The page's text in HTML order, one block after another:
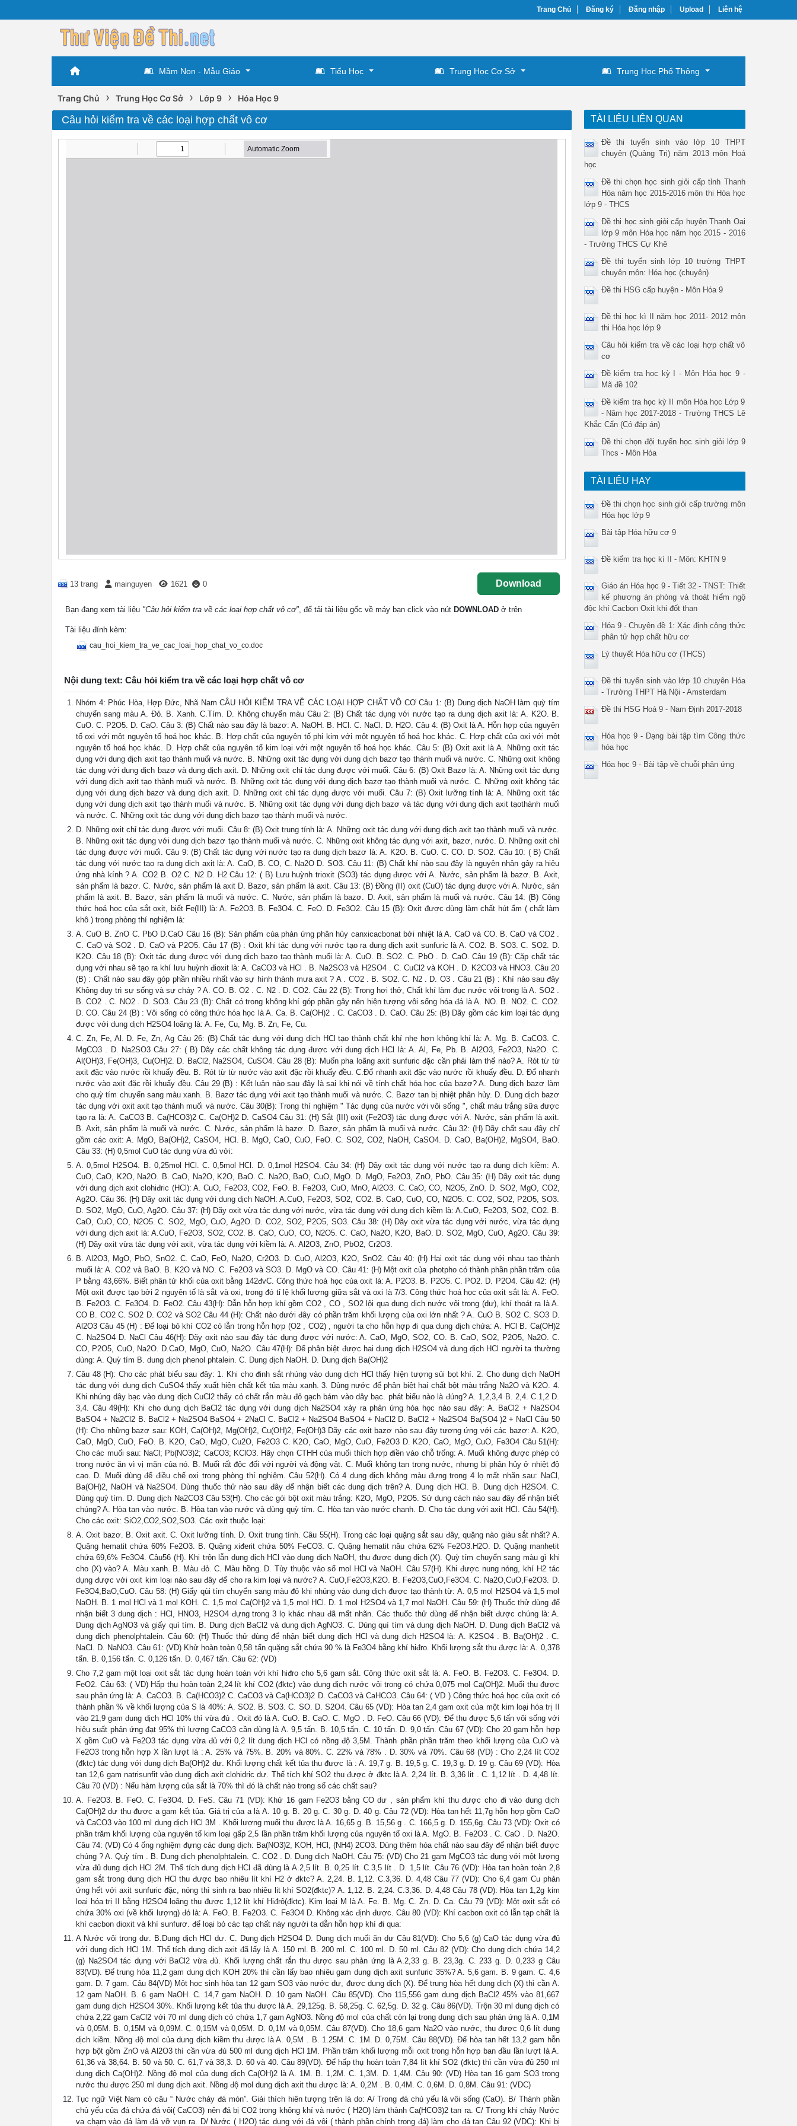
Trang Chủ Đăng ký Đăng nhập Upload Liên hệ
Mầm Non - Mẫu Giáo Tiểu Học Trung Học Cơ Sở Trung Học Phổ Thông
Trang Chủ › Trung Học Cơ Sở › Lớp 9 › Hóa Học 9
Câu hỏi kiểm tra về các loại hợp chất vô cơ
13 trang mainguyen 1621 0 Download
Bạn đang xem tài liệu "Câu hỏi kiểm tra về các loại hợp chất vô cơ", để tải tài liệu gốc về máy bạn click vào nút DOWNLOAD ở trên
Tài liệu đính kèm:
cau_hoi_kiem_tra_ve_cac_loai_hop_chat_vo_co.doc
Nội dung text: Câu hỏi kiểm tra về các loại hợp chất vô cơ
Nhóm 4: Phúc Hòa, Hợp Đức, Nhã Nam CÂU HỎI KIỂM TRA VỀ CÁC LOẠI HỢP CHẤT VÔ CƠ Câu 1: (B) Dung dịch NaOH làm quỳ tím
chuyển sang màu A. Đỏ. B. Xanh. C.Tím. D. Không chuyển màu Câu 2: (B) Chất tác dụng với nước tạo ra dung dịch axit là: A. K2O. B.
CuO. C. P2O5. D. CaO. Câu 3: (B) Chất nào sau đây là bazơ: A. NaOH. B. HCl. C. NaCl. D. H2O. Câu 4: (B) Oxit là A. Hỗn hợp của nguyên
tố oxi với một nguyên tố hoá học khác. B. Hợp chất của nguyên tố phi kim với một nguyên tố hoá học khác. C. Hợp chất của oxi với một
nguyên tố hoá học khác. D. Hợp chất của nguyên tố kim loại với một nguyên tố hoá học khác. Câu 5: (B) Oxit axit là A. Những oxit tác
dụng với dung dịch axit tạo thành muối và nước. B. Những oxit tác dụng với dung dịch bazơ tạo thành muối và nước. C. Những oxit không
tác dụng với dung dịch bazơ và dung dịch axit. D. Những oxit chỉ tác dụng được với muối. Câu 6: (B) Oxit Bazơ là: A. Những oxit tác dụng
với dung dịch axit tạo thành muối và nước. B. Những oxit tác dụng với dung dịch bazơ tạo thành muối và nước. C. Những oxit không tác
dụng với dung dịch bazơ và dung dịch axit. D. Những oxit chỉ tác dụng được với muối. Câu 7: (B) Oxit lưỡng tính là: A. Những oxit tác
dụng với dung dịch axit tạo thành muối và nước. B. Những oxit tác dụng với dung dịch bazơ và tác dụng với dung dịch axit tạothành muối
và nước. C. Những oxit tác dụng với dung dịch bazơ tạo thành muối và nước.
D. Những oxit chỉ tác dụng được với muối. Câu 8: (B) Oxit trung tính là: A. Những oxit tác dụng với dung dịch axit tạo thành muối và nước.
B. Những oxit tác dụng với dung dịch bazơ tạo thành muối và nước. C. Những oxit không tác dụng với axit, bazơ, nước. D. Những oxit chỉ
tác dụng được với muối. Câu 9: (B) Chất tác dụng với nước tạo ra dung dịch bazơ là: A. K2O. B. CuO. C. CO. D. SO2. Câu 10: ( B) Chất
tác dụng với nước tạo ra dung dịch axit là: A. CaO, B. CO, C. Na2O D. SO3. Câu 11: (B) Chất khí nào sau đây là nguyên nhân gây ra hiệu
ứng nhà kính ? A. CO2 B. O2 C. N2 D. H2 Câu 12: ( B) Lưu huỳnh trioxit (SO3) tác dụng được với A. Nước, sản phẩm là bazơ. B. Axit,
sản phẩm là bazơ. C. Nước, sản phẩm là axit D. Bazơ, sản phẩm là axit. Câu 13: (B) Đồng (II) oxit (CuO) tác dụng được với A. Nước, sản
phẩm là axit. B. Bazơ, sản phẩm là muối và nước. C. Nước, sản phẩm là bazơ. D. Axit, sản phẩm là muối và nước. Câu 14: (B) Công
thức hoá học của sắt oxit, biết Fe(III) là: A. Fe2O3. B. Fe3O4. C. FeO. D. Fe3O2. Câu 15 (B): Oxit được dùng làm chất hút ẩm ( chất làm
khô ) trong phòng thí nghiệm là:
A. CuO B. ZnO C. PbO D.CaO Câu 16 (B): Sản phẩm của phản ứng phân hủy canxicacbonat bởi nhiệt là A. CaO và CO. B. CaO và CO2 .
C. CaO và SO2 . D. CaO và P2O5. Câu 17 (B) : Oxit khi tác dụng với nước tạo ra dung dịch axit sunfuric là A. CO2. B. SO3. C. SO2. D.
K2O. Câu 18 (B): Oxit tác dụng được với dung dịch bazo tạo thành muối là: A. CuO. B. SO2. C. PbO . D. CaO. Câu 19 (B): Cặp chất tác
dụng với nhau sẽ tạo ra khí lưu huỳnh đioxit là: A. CaCO3 và HCl . B. Na2SO3 và H2SO4 . C. CuCl2 và KOH . D. K2CO3 và HNO3. Câu 20
(B) : Chất nào sau đây góp phần nhiều nhất vào sự hình thành mưa axit ? A . CO2 . B. SO2. C. N2 . D. O3 . Câu 21 (B) : Khí nào sau đây
Không duy trì sự sống và sự cháy ? A. CO. B. O2 . C. N2 . D. CO2. Câu 22 (B): Trong hơi thở, Chất khí làm đục nước vôi trong là A. SO2 .
B. CO2 . C. NO2 . D. SO3. Câu 23 (B): Chất có trong không khí góp phần gây nên hiện tượng vôi sống hóa đá là A. NO. B. NO2. C. CO2.
D. CO. Câu 24 (B) : Vôi sống có công thức hóa học là A. Ca. B. Ca(OH)2 . C. CaCO3 . D. CaO. Câu 25: (B) Dãy gồm các kim loại tác dụng
được với dung dịch H2SO4 loãng là: A. Fe, Cu, Mg. B. Zn, Fe, Cu.
C. Zn, Fe, Al. D. Fe, Zn, Ag Câu 26: (B) Chất tác dụng với dung dịch HCl tạo thành chất khí nhẹ hơn không khí là: A. Mg. B. CaCO3. C.
MgCO3 . D. Na2SO3 Câu 27: ( B) Dãy các chất không tác dụng được với dung dịch HCl là: A. Al, Fe, Pb. B. Al2O3, Fe2O3, Na2O. C.
Al(OH)3, Fe(OH)3, Cu(OH)2. D. BaCl2, Na2SO4, CuSO4. Câu 28 (B): Muốn pha loãng axit sunfuric đặc cần phải làm thế nào? A. Rót từ từ
axit đặc vào nước rồi khuấy đều. B. Rót từ từ nước vào axit đặc rồi khuấy đều. C.Đổ nhanh axit đặc vào nước rồi khuấy đều. D. Đổ nhanh
nước vào axit đặc rồi khuấy đều. Câu 29 (B) : Kết luận nào sau đây là sai khi nói về tính chất hóa học của bazơ? A. Dung dịch bazơ làm
cho quỳ tím chuyển sang màu xanh. B. Bazơ tác dụng với axit tạo thành muối và nước. C. Bazơ tan bị nhiệt phân hủy. D. Dung dịch bazơ
tác dụng với oxit axit tạo thành muối và nước. Câu 30(B): Trong thí nghiệm " Tác dụng của nước với vôi sống ", chất màu trắng sữa được
tạo ra là: A. CaCO3 B. Ca(HCO3)2 C. Ca(OH)2 D. CaSO4 Câu 31: (H) Sắt (III) oxit (Fe2O3) tác dụng được với A. Nước, sản phẩm là axit.
B. Axit, sản phẩm là muối và nước. C. Nước, sản phẩm là bazơ. D. Bazơ, sản phẩm là muối và nước. Câu 32: (H) Dãy chất sau đây chỉ
gồm các oxit: A. MgO, Ba(OH)2, CaSO4, HCl. B. MgO, CaO, CuO, FeO. C. SO2, CO2, NaOH, CaSO4. D. CaO, Ba(OH)2, MgSO4, BaO.
Câu 33: (H) 0,5mol CuO tác dụng vừa đủ với:
A. 0,5mol H2SO4. B. 0,25mol HCl. C. 0,5mol HCl. D. 0,1mol H2SO4. Câu 34: (H) Dãy oxit tác dụng với nước tạo ra dung dịch kiềm: A.
CuO, CaO, K2O, Na2O. B. CaO, Na2O, K2O, BaO. C. Na2O, BaO, CuO, MgO. D. MgO, Fe2O3, ZnO, PbO. Câu 35: (H) Dãy oxit tác dụng
với dung dịch axit clohiđric (HCl): A. CuO, Fe2O3, CO2, FeO. B. Fe2O3, CuO, MnO, Al2O3. C. CaO, CO, N2O5, ZnO. D. SO2, MgO, CO2,
Ag2O. Câu 36: (H) Dãy oxit tác dụng với dung dịch NaOH: A.CuO, Fe2O3, SO2, CO2. B. CaO, CuO, CO, N2O5. C. CO2, SO2, P2O5, SO3.
D. SO2, MgO, CuO, Ag2O. Câu 37: (H) Dãy oxit vừa tác dụng với nước, vừa tác dụng với dung dịch kiềm là: A.CuO, Fe2O3, SO2, CO2. B.
CaO, CuO, CO, N2O5. C. SO2, MgO, CuO, Ag2O. D. CO2, SO2, P2O5, SO3. Câu 38: (H) Dãy oxit vừa tác dụng với nước, vừa tác dụng
với dung dịch axit là: A.CuO, Fe2O3, SO2, CO2. B. CaO, CuO, CO, N2O5. C. CaO, Na2O, K2O, BaO. D. SO2, MgO, CuO, Ag2O. Câu 39:
(H) Dãy oxit vừa tác dụng với axit, vừa tác dụng với kiềm là: A. Al2O3, ZnO, PbO2, Cr2O3.
B. Al2O3, MgO, PbO, SnO2. C. CaO, FeO, Na2O, Cr2O3. D. CuO, Al2O3, K2O, SnO2. Câu 40: (H) Hai oxit tác dụng với nhau tạo thành
muối là: A. CO2 và BaO. B. K2O và NO. C. Fe2O3 và SO3. D. MgO và CO. Câu 41: (H) Một oxit của photpho có thành phần phần trăm của
P bằng 43,66%. Biết phân tử khối của oxit bằng 142đvC. Công thức hoá học của oxit là: A. P2O3. B. P2O5. C. PO2. D. P2O4. Câu 42: (H)
Một oxit được tạo bởi 2 nguyên tố là sắt và oxi, trong đó tỉ lệ khối lượng giữa sắt và oxi là 7/3. Công thức hoá học của oxit sắt là: A. FeO.
B. Fe2O3. C. Fe3O4. D. FeO2. Câu 43(H): Dẫn hỗn hợp khí gồm CO2 , CO , SO2 lội qua dung dịch nước vôi trong (dư), khí thoát ra là A.
CO B. CO2 C. SO2 D. CO2 và SO2 Câu 44 (H): Chất nào dưới đây có phần trăm khối lượng của oxi lớn nhất ? A. CuO B. SO2 C. SO3 D.
Al2O3 Câu 45 (H) : Để loại bỏ khí CO2 có lẫn trong hỗn hợp (O2 , CO2) , người ta cho hỗn hợp đi qua dung dịch chứa: A. HCl B. Ca(OH)2
C. Na2SO4 D. NaCl Câu 46(H): Dãy oxit nào sau đây tác dụng được với nước: A. CaO, MgO, SO2, CO. B. CaO, SO2, P2O5, Na2O. C.
CO, P2O5, CuO, Na2O. D.CaO, MgO, CuO, Na2O. Câu 47(H): Để phân biệt được hai dung dịch H2SO4 và dung dịch HCl người ta thường
dùng: A. Quỳ tím B. dung dịch phenol phtalein. C. Dung dịch NaOH. D. Dung dịch Ba(OH)2
Câu 48 (H): Cho các phát biểu sau đây: 1. Khi cho đinh sắt nhúng vào dung dịch HCl thấy hiện tượng sủi bọt khí. 2. Cho dung dịch NaOH
tác dụng với dung dịch CuSO4 thấy xuất hiện chất kết tủa màu xanh. 3. Dùng nước để phân biệt hai chất bột màu trắng Na2O và K2O. 4.
Khi nhúng dây bạc vào dung dịch CuCl2 thấy có chất rắn màu đỏ gạch bám vào dây bạc. phát biểu nào là đúng? A. 1,2,3,4 B. 2,4. C.1,2 D.
3,4. Câu 49(H): Khi cho dung dịch BaCl2 tác dụng với dung dịch Na2SO4 xảy ra phản ứng hóa học nào sau đây: A. BaCl2 + Na2SO4
BaSO4 + Na2Cl2 B. BaCl2 + Na2SO4 BaSO4 + 2NaCl C. BaCl2 + Na2SO4 BaSO4 + NaCl2 D. BaCl2 + Na2SO4 Ba(SO4 )2 + NaCl Câu 50
(H): Cho những bazơ sau: KOH, Ca(OH)2, Mg(OH)2, Cu(OH)2, Fe(OH)3 Dãy các oxit bazơ nào sau đây tương ứng với các bazơ: A. K2O,
CaO, MgO, CuO, FeO. B. K2O, CaO, MgO, Cu2O, Fe2O3 C. K2O, CaO, MgO, CuO, Fe2O3 D. K2O, CaO, MgO, CuO, Fe3O4 Câu 51(H):
Cho các muối sau: NaCl; Pb(NO3)2; CaCO3; KClO3. Hãy chọn CTHH của muối thích hợp điền vào chỗ trống: A. Muối không được phép có
trong nước ăn vì vị mặn của nó. B. Muối rất độc đối với người và động vật. C. Muối không tan trong nước, nhưng bị phân hủy ở nhiệt độ
cao. D. Muối dùng để điều chế oxi trong phòng thí nghiệm. Câu 52(H). Có 4 dung dịch không màu đựng trong 4 lọ mất nhãn sau: NaCl,
Ba(OH)2, NaOH và Na2SO4. Dùng thuốc thử nào sau đây để nhận biết các dung dịch trên? A. Dung dịch HCl. B. Dung dịch H2SO4. C.
Dùng quỳ tím. D. Dung dịch Na2CO3 Câu 53(H). Cho các gói bột oxit màu trắng: K2O, MgO, P2O5. Sử dụng cách nào sau đây để nhận biết
chúng? A. Hòa tan vào nước. B. Hòa tan vào nước và dùng quỳ tím. C. Hòa tan vào nước chanh. D. Cho tác dụng với axit HCl. Câu 54(H).
Cho các oxit: SiO2,CO2,SO2,SO3. Các oxit thuộc loại:
A. Oxit bazơ. B. Oxit axit. C. Oxit lưỡng tính. D. Oxit trung tính. Câu 55(H). Trong các loại quặng sắt sau đây, quặng nào giàu sắt nhất? A.
Quặng hematit chứa 60% Fe2O3. B. Quặng xiđerit chứa 50% FeCO3. C. Quặng hematit nâu chứa 62% Fe2O3.H2O. D. Quặng manhetit
chứa 69,6% Fe3O4. Câu56 (H). Khi trộn lẫn dung dịch HCl vào dung dịch NaOH, thu được dung dịch (X). Quỳ tím chuyển sang màu gì khi
cho (X) vào? A. Màu xanh. B. Màu đỏ. C. Màu hồng. D. Tùy thuộc vào số mol HCl và NaOH. Câu 57(H). Khi được nung nóng, khí H2 tác
dụng được với oxit kim loại nào sau đây để cho ra kim loại và nước? A. CuO,Fe2O3,K2O. B. Fe2O3,CuO,Fe3O4. C. Na2O,CuO,Fe2O3. D.
Fe3O4,BaO,CuO. Câu 58: (H) Giấy qùi tím chuyển sang màu đỏ khi nhúng vào dung dịch được tạo thành từ: A. 0,5 mol H2SO4 và 1,5 mol
NaOH. B. 1 mol HCl và 1 mol KOH. C. 1,5 mol Ca(OH)2 và 1,5 mol HCl. D. 1 mol H2SO4 và 1,7 mol NaOH. Câu 59: (H) Thuốc thử dùng để
nhận biết 3 dung dịch : HCl, HNO3, H2SO4 đựng trong 3 lọ khác nhau đã mất nhãn. Các thuốc thử dùng để nhận biết được chúng là: A.
Dung dịch AgNO3 và giấy quì tím. B. Dung dịch BaCl2 và dung dịch AgNO3. C. Dùng quì tím và dung dịch NaOH. D. Dung dịch BaCl2 và
dung dịch phenolphtalein. Câu 60: (H) Thuốc thử dùng để nhận biết dung dịch HCl và dung dịch H2SO4 là: A. K2SO4 . B. Ba(OH)2 . C.
NaCl. D. NaNO3. Câu 61: (VD) Khử hoàn toàn 0,58 tấn quặng sắt chứa 90 % là Fe3O4 bằng khí hiđro. Khối lượng sắt thu được là: A. 0,378
tấn. B. 0,156 tấn. C. 0,126 tấn. D. 0,467 tấn. Câu 62: (VD)
Cho 7,2 gam một loại oxit sắt tác dụng hoàn toàn với khí hiđro cho 5,6 gam sắt. Công thức oxit sắt là: A. FeO. B. Fe2O3. C. Fe3O4. D.
FeO2. Câu 63: ( VD) Hấp thụ hoàn toàn 2,24 lít khí CO2 (đktc) vào dung dịch nước vôi trong có chứa 0,075 mol Ca(OH)2. Muối thu được
sau phản ứng là: A. CaCO3. B. Ca(HCO3)2 C. CaCO3 và Ca(HCO3)2 D. CaCO3 và CaHCO3. Câu 64: ( VD ) Công thức hoá học của oxit có
thành phần % về khối lượng của S là 40%: A. SO2. B. SO3. C. SO. D. S2O4. Câu 65 (VD): Hòa tan 2,4 gam oxit của một kim loại hóa trị II
vào 21,9 gam dung dịch HCl 10% thì vừa đủ . Oxit đó là A. CuO. B. CaO. C. MgO . D. FeO. Câu 66 (VD): Để thu được 5,6 tấn vôi sống với
hiệu suất phản ứng đạt 95% thì lượng CaCO3 cần dùng là A. 9,5 tấn. B. 10,5 tấn. C. 10 tấn. D. 9,0 tấn. Câu 67 (VD): Cho 20 gam hỗn hợp
X gồm CuO và Fe2O3 tác dụng vừa đủ với 0,2 lít dung dịch HCl có nồng độ 3,5M. Thành phần phần trăm theo khối lượng của CuO và
Fe2O3 trong hỗn hợp X lần lượt là : A. 25% và 75%. B. 20% và 80%. C. 22% và 78% . D. 30% và 70%. Câu 68 (VD) : Cho 2,24 lít CO2
(đktc) tác dụng với dung dịch Ba(OH)2 dư. Khối lượng chất kết tủa thu được là : A. 19,7 g. B. 19,5 g. C. 19,3 g. D. 19 g. Câu 69 (VD): Hòa
tan 12,6 gam natrisunfit vào dung dịch axit clohidric dư. Thể tích khí SO2 thu được ở đktc là A. 2,24 lít. B. 3,36 lit . C. 1,12 lít . D. 4,48 lít.
Câu 70 (VD) : Nếu hàm lượng của sắt là 70% thì đó là chất nào trong số các chất sau?
A. Fe2O3. B. FeO. C. Fe3O4. D. FeS. Câu 71 (VD): Khử 16 gam Fe2O3 bằng CO dư , sản phẩm khí thu được cho đi vào dung dịch
Ca(OH)2 dư thu được a gam kết tủa. Giá trị của a là A. 10 g. B. 20 g. C. 30 g. D. 40 g. Câu 72 (VD): Hòa tan hết 11,7g hỗn hợp gồm CaO
và CaCO3 vào 100 ml dung dịch HCl 3M . Khối lượng muối thu được là A. 16,65 g. B. 15,56 g . C. 166,5 g. D. 155,6g. Câu 73 (VD): Oxit có
phần trăm khối lượng của nguyên tố kim loại gấp 2,5 lần phần trăm khối lượng của nguyên tố oxi là A. MgO. B. Fe2O3 . C. CaO . D. Na2O.
Câu 74: (VD) Có 4 ống nghiệm đựng các dung dịch: Ba(NO3)2, KOH, HCl, (NH4) 2CO3. Dùng thêm hóa chất nào sau đây để nhận biết được
chúng ? A. Quỳ tím . B. Dung dịch phenolphtalein. C. CO2 . D. Dung dịch NaOH. Câu 75: (VD) Cho 21 gam MgCO3 tác dụng với một lượng
vừa đủ dung dịch HCl 2M. Thể tích dung dịch HCl đã dùng là A.2,5 lít. B. 0,25 lít. C.3,5 lít . D. 1,5 lít. Câu 76 (VD): Hòa tan hoàn toàn 2,8
gam sắt trong dung dịch HCl thu được bao nhiêu lít khí H2 ở đktc? A. 2,24. B. 1,12. C.3,36. D. 4,48 Câu 77 (VD): Cho 6,4 gam Cu phản
ứng hết với axit sunfuric đặc, nóng thì sinh ra bao nhiêu lit khí SO2(đktc)? A. 1,12. B. 2,24. C.3,36. D. 4,48 Câu 78 (VD): Hòa tan 1,2g kim
loại hóa trị II bằng H2SO4 loãng thu được 1,12 lít khí Hiđrô(đktc). Kim loại M là A. Fe. B. Mg. C. Zn. D. Ca. Câu 79 (VD): Một oxit sắt có
chứa 30% oxi (về khối lượng) đó là: A. FeO. B. Fe2O3. C. Fe3O4 D. Không xác định được. Câu 80 (VD): Khí cacbon oxit có lẫn tạp chất là
khí cacbon dioxit và khí sunfurơ. để loại bỏ các tạp chất này người ta dẫn hỗn hợp khí đi qua:
A Nước vôi trong dư. B.Dung dịch HCl dư. C. Dung dịch H2SO4 D. Dung dịch muối ăn dư Câu 81(VD): Cho 5,6 (g) CaO tác dụng vừa đủ
với dung dịch HCl 1M. Thể tích dung dịch axit đã lấy là A. 150 ml. B. 200 ml. C. 100 ml. D. 50 ml. Câu 82 (VD): Cho dung dịch chứa 14,2
(g) Na2SO4 tác dụng với BaCl2 vừa đủ. Khối lượng chất rắn thu được sau phản ứng là A.2,33 g. B. 23,3g. C. 233 g. D. 0,233 g Câu
83(VD). Để trung hòa 11,2 gam dung dịch KOH 20% thì cần lấy bao nhiêu gam dung dịch axit sunfuric 35%? A. 5,6 gam. B. 9 gam. C. 4,6
gam. D. 7 gam. Câu 84(VD) Một học sinh hòa tan 12 gam SO3 vào nước dư, được dung dịch (X). Để trung hòa hết dung dịch (X) thì cần A.
12 gam NaOH. B. 6 gam NaOH. C. 14,7 gam NaOH. D. 10 gam NaOH. Câu 85(VD). Cho 115,556 gam dung dịch BaCl2 45% vào 81,667
gam dung dịch H2SO4 30%. Khối lượng kết tủa thu được là A. 29,125g. B. 58,25g. C. 62,5g. D. 32 g. Câu 86(VD). Trộn 30 ml dung dịch có
chứa 2,22 gam CaCl2 với 70 ml dung dịch có chứa 1,7 gam AgNO3. Nồng độ mol của chất còn lại trong dung dịch sau phản ứng là A. 0,1M
và 0,05M. B. 0,15M và 0,09M. C. 0,15M và 0,05M. D. 0,1M và 0,05M. Câu 87(VD). Cho 18,6 gam Na2O vào nước, thu được 0,6 lít dung
dịch kiềm. Nồng độ mol của dung dịch kiềm thu được là A. 0,5M . B. 1.25M. C. 1M. D. 0,75M. Câu 88(VD). Để hòa tan hết 13,2 gam hỗn
hợp bột gồm ZnO và Al2O3 thì cần vừa đủ 500 ml dung dịch HCl 1M. Phần trăm khối lượng mỗi oxit trong hỗn hợp ban đầu lần lượt là A.
61,36 và 38,64. B. 50 và 50. C. 61,7 và 38,3. D. 60 và 40. Câu 89(VD). Để hấp thụ hoàn toàn 7,84 lít khí SO2 (đktc) thì cần vừa đủ 250 ml
dung dịch Ca(OH)2. Nồng độ mol của dung dịch Ca(OH)2 là A. 1M. B. 1,2M. C. 1,3M. D. 1,4M. Câu 90: (VD) Hòa tan 16 gam SO3 trong
nước thu được 250 ml dung dịch axit. Nồng độ mol dung dịch axit thu được là: A. 0,2M . B. 0,4M. C. 0,6M. D. 0,8M. Câu 91: (VDC)
Tục ngữ Việt Nam có câu “ Nước chảy đá mòn”. Giải thích hiên tượng trên là do: A/ Trong đá chủ yếu là vôi sống (CaO). B/ Thành phần
chủ yếu của đá chứa đá vôi( CaCO3) nên đá bị CO2 trong không khí và nước ( H2O) làm thành Ca(HCO3)2 tan ra. C/ Trong khi chảy Nước
va chạm vào đá làm đá vỡ vụn ra. D/ Nước ( H2O) tác dụng với đá vôi ( thành phần chính trong đá) làm cho đá tan Câu 92 (VDC): Khi bị
TÀI LIỆU LIÊN QUAN
Đề thi tuyển sinh vào lớp 10 THPT
chuyên (Quảng Trị) năm 2013 môn Hoá
học
Đề thi chọn học sinh giỏi cấp tỉnh Thanh
Hóa năm học 2015-2016 môn thi Hóa học
lớp 9 - THCS
Đề thi học sinh giỏi cấp huyện Thanh Oai
lớp 9 môn Hóa học năm học 2015 - 2016
- Trường THCS Cự Khê
Đề thi tuyển sinh lớp 10 trường THPT
chuyên môn: Hóa học (chuyên)
Đề thi HSG cấp huyện - Môn Hóa 9
Đề thi học kì II năm học 2011- 2012 môn
thi Hóa học lớp 9
Câu hỏi kiểm tra về các loại hợp chất vô
cơ
Đề kiểm tra học kỳ I - Môn Hóa học 9 -
Mã đề 102
Đề kiểm tra học kỳ II môn Hóa học Lớp 9
- Năm học 2017-2018 - Trường THCS Lê
Khắc Cẩn (Có đáp án)
Đề thi chọn đội tuyển học sinh giỏi lớp 9
Thcs - Môn Hóa
TÀI LIỆU HAY
Đề thi chọn học sinh giỏi cấp trường môn
Hóa học lớp 9
Bài tập Hóa hữu cơ 9
Đề kiểm tra học kì II - Môn: KHTN 9
Giáo án Hóa học 9 - Tiết 32 - TNST: Thiết
kế phương án phòng và thoát hiểm ngộ
độc khí Cacbon Oxit khi đốt than
Hóa 9 - Chuyên đề 1: Xác định công thức
phân tử hợp chất hữu cơ
Lý thuyết Hóa hữu cơ (THCS)
Đề thi tuyển sinh vào lớp 10 chuyên Hóa
- Trường THPT Hà Nội - Amsterdam
Đề thi HSG Hoá 9 - Nam Định 2017-2018
Hóa học 9 - Dạng bài tập tìm Công thức
hóa học
Hóa học 9 - Bài tập về chuỗi phản ứng